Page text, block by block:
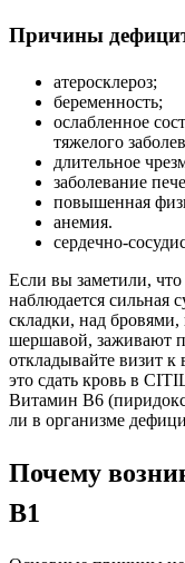
Причины
атеросклероз;
беременность;
ослабленное
тяжелого
длительное
заболевание
повышенная
анемия.
сердечно-
Если вы заметили,
наблюдается сильная
складки, над бровями,
шершавой, заживают
откладывайте визит к
это сдать кровь в
Витамин B6
ли в организме
Почему
В1